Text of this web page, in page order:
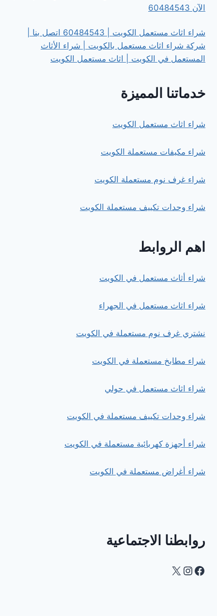
الآن 60484543
شراء اثاث مستعمل الكويت | 60484543 اتصل بنا |
شركة شراء اثاث مستعمل بالكويت | شراء الأثاث
المستعمل في الكويت | اثاث مستعمل الكويت
خدماتنا المميزة
شراء اثاث مستعمل الكويت
شراء مكيفات مستعملة الكويت
شراء غرف نوم مستعملة الكويت
شراء وحدات تكييف مستعملة الكويت
اهم الروابط
شراء أثاث مستعمل في الكويت
شراء اثاث مستعمل في الجهراء
نشتري غرف نوم مستعملة في الكويت
شراء مطابخ مستعملة في الكويت
شراء اثاث مستعمل في حولي
شراء وحدات تكييف مستعملة في الكويت
شراء أجهزة كهربائية مستعملة في الكويت
شراء أغراض مستعملة في الكويت
روابطنا الاجتماعية
Facebook
Instagram
X